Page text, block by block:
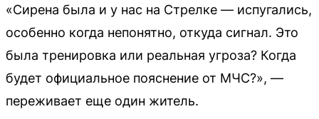
«Сирена была и у нас на Стрелке — испугались,
особенно когда непонятно, откуда сигнал. Это
была тренировка или реальная угроза? Когда
будет официальное пояснение от МЧС?», —
переживает еще один житель.